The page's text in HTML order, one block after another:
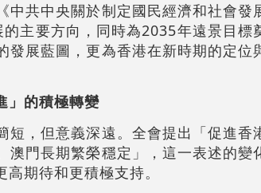
共中央關於制定國民經濟和社會發
主要方向，同時為2035年遠景目標
展藍圖，更為香港在新時期的定位
」的積極轉變
，但意義深遠。全會提出「促進香
門長期繁榮穩定」，這一表述的變
期待和更積極支持。